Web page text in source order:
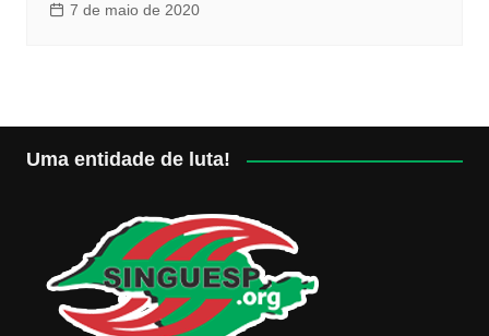
7 de maio de 2020
Uma entidade de luta!